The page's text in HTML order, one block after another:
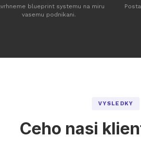
blueprint systemu na miru
vasemu podnikani.
VYSLEDKY
Ceho nasi